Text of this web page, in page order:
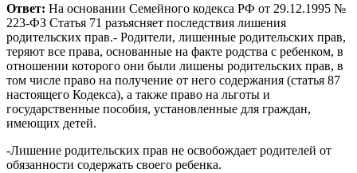
Ответ: На основании Семейного кодекса РФ от 29.12.1995 №
223-ФЗ Статья 71 разъясняет последствия лишения
родительских прав.- Родители, лишенные родительских прав,
теряют все права, основанные на факте родства с ребенком, в
отношении которого они были лишены родительских прав, в
том числе право на получение от него содержания (статья 87
настоящего Кодекса), а также право на льготы и
государственные пособия, установленные для граждан,
имеющих детей.
-Лишение родительских прав не освобождает родителей от
обязанности содержать своего ребенка.